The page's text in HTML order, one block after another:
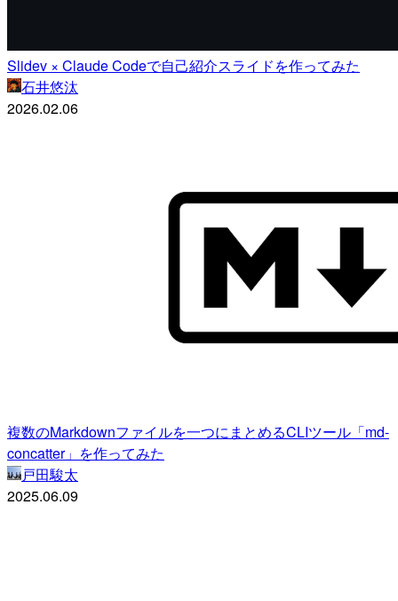
Slidev × Claude Codeで自己紹介スライドを作ってみた
石井悠汰
2026.02.06
複数のMarkdownファイルを一つにまとめるCLIツール「md-
concatter」を作ってみた
戸田駿太
2025.06.09